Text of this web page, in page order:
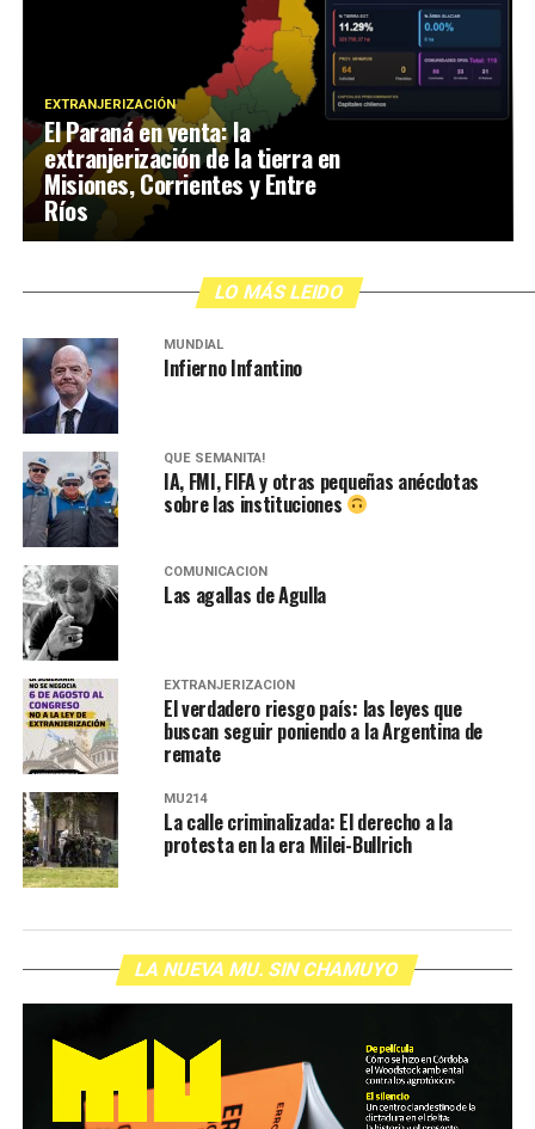
EXTRANJERIZACIÓN
El Paraná en venta: la
extranjerización de la tierra en
Misiones, Corrientes y Entre
Ríos
LO MÁS LEIDO
MUNDIAL
Infierno Infantino
QUÉ SEMANITA!
IA, FMI, FIFA y otras pequeñas anécdotas
sobre las instituciones
COMUNICACIÓN
Las agallas de Agulla
EXTRANJERIZACIÓN
El verdadero riesgo país: las leyes que
buscan seguir poniendo a la Argentina de
remate
MU214
La calle criminalizada: El derecho a la
protesta en la era Milei-Bullrich
LA NUEVA MU. SIN CHAMUYO